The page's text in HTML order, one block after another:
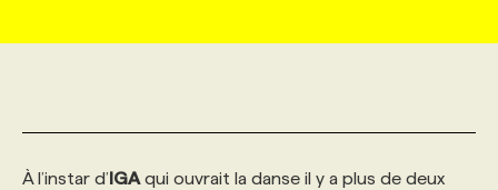
AFFAIRES DE L'INDUSTRIE
WEB & MÉDIAS SOCIAUX
INFOLETTRE PUBLICITÉ
CONSULTER LA CVTHÈQUE
VOIR LES OFFRES
FAQ
NOS FORMATIONS EN LIGNE
CHASSE DE TÊTE
À l’instar d’IGA qui ouvrait la danse il y a plus de deux